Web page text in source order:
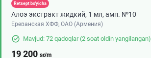
Retsept bo'yicha
Алоэ экстракт жидкий, 1 мл, амп. №10
Ереванская ХФФ, ОАО (Армения)
Mavjud: 72 qadoqlar(2 soat oldin yangilangan)
19 200 so'm